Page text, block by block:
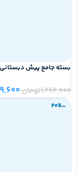
بسته جامع پیش دبستانی
1,262,000تومان
-20%